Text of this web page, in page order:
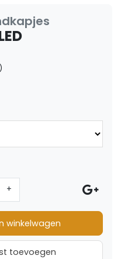
+
winkelwagen
toevoegen